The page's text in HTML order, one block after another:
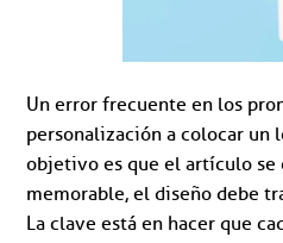
Un error frecuente en los
personalización a colocar un
objetivo es que el artículo se
memorable, el diseño debe
La clave está en hacer que